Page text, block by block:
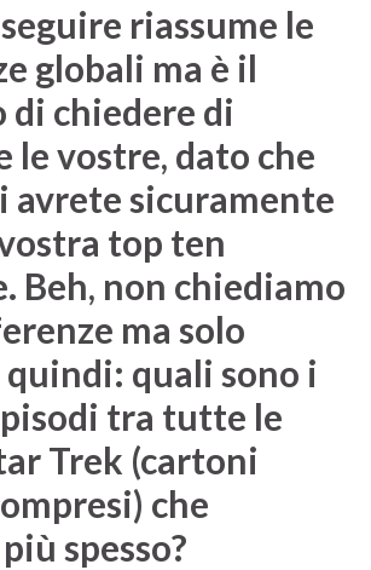
riassume le
globali ma è il
di chiedere di
le vostre, dato che
avrete sicuramente
top ten
Beh, non chiediamo
ma solo
quali sono i
tra tutte le
Trek (cartoni
che
spesso?